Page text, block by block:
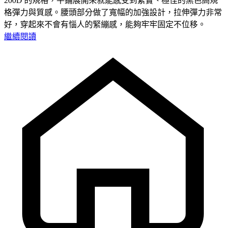
格彈力與質感。腰頭部分做了寬幅的加強設計，拉伸彈力非常
好，穿起來不會有惱人的緊繃感，能夠牢牢固定不位移。
繼續閱讀